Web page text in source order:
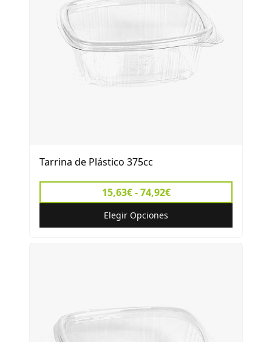
Tarrina de Plástico 375cc
15,63€ - 74,92€
Elegir Opciones